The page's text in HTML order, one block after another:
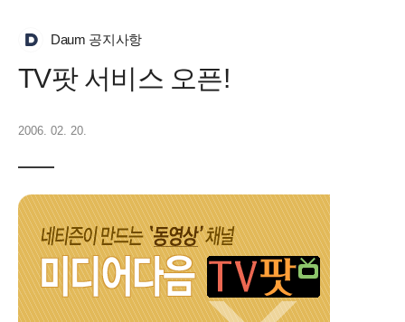
Daum 공지사항
TV팟 서비스 오픈!
2006. 02. 20.